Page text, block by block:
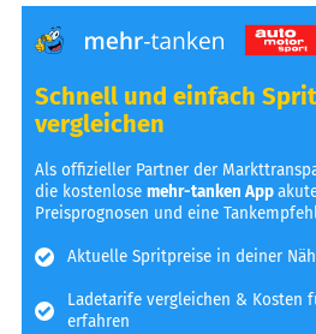
Schnell und einfach
vergleichen
Als offizieller Partner der
die kostenlosemehr-tanken App
Preisprognosen und eine
Aktuelle Spritpreise in deiner
Ladetarife vergleichen & Kosten
erfahren